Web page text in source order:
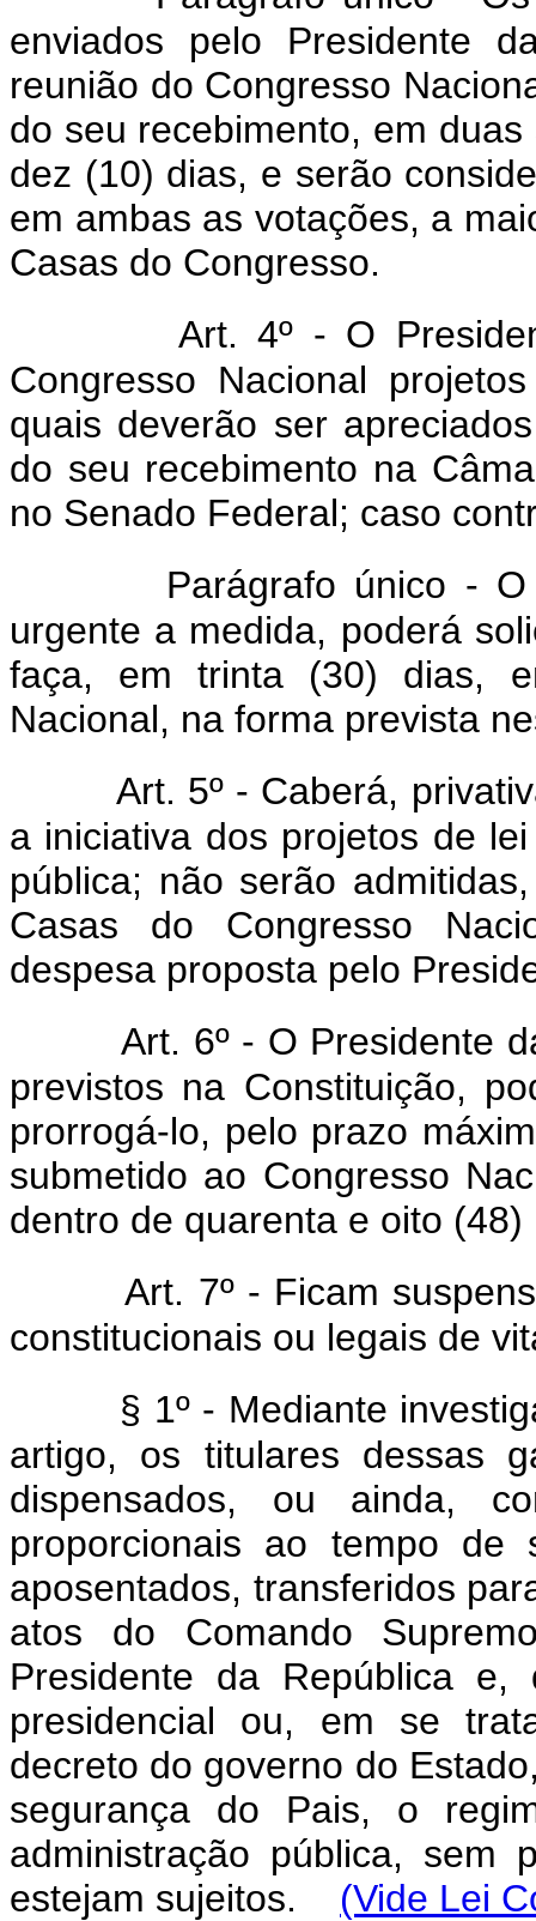
enviados pelo Presidente
reunião do Congresso
do seu recebimento, em
dez (10) dias, e serão
em ambas as votações, a
Casas do Congresso.
Art. 4º - O
Congresso Nacional
quais deverão ser
do seu recebimento na
no Senado Federal; caso
Parágrafo único -
urgente a medida, poderá
faça, em trinta (30) dias,
Nacional, na forma prevista
Art. 5º - Caberá,
a iniciativa dos projetos de
pública; não serão
Casas do Congresso
despesa proposta pelo
Art. 6º - O Presidente
previstos na Constituição,
prorrogá-lo, pelo prazo
submetido ao Congresso
dentro de quarenta e oito (48)
Art. 7º - Ficam
constitucionais ou legais de
§ 1º - Mediante
artigo, os titulares dessas
dispensados, ou ainda,
proporcionais ao tempo de
aposentados, transferidos
atos do Comando
Presidente da República
presidencial ou, em se
decreto do governo do
segurança do Pais, o
administração pública, sem
estejam sujeitos. (Vide Lei